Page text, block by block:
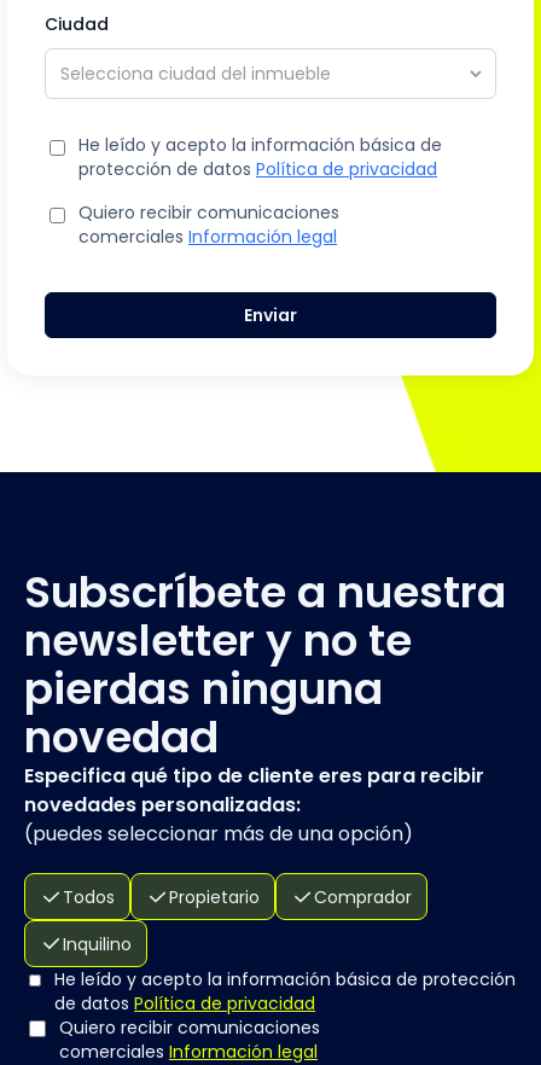
Ciudad
He leído y acepto la información básica de
protección de datos Política de privacidad
Quiero recibir comunicaciones
comerciales Información legal
Enviar
Subscríbete a nuestra
newsletter y no te
pierdas ninguna
novedad
Especifica qué tipo de cliente eres para recibir
novedades personalizadas:
(puedes seleccionar más de una opción)
Todos Propietario
Comprador
Inquilino
He leído y acepto la información básica de protección
de datos Política de privacidad
Quiero recibir comunicaciones
comerciales Información legal